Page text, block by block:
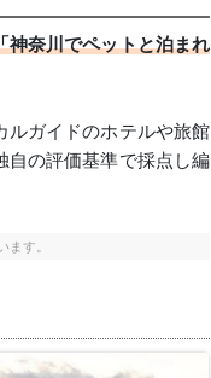
神奈川でペットと泊まれ
ルガイドのホテルや旅館
自の評価基準で採点し編
ます。